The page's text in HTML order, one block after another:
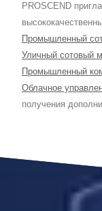
PROSCEND
Промышленный
Уличный сотовый
Промышленный
Облачное
получения